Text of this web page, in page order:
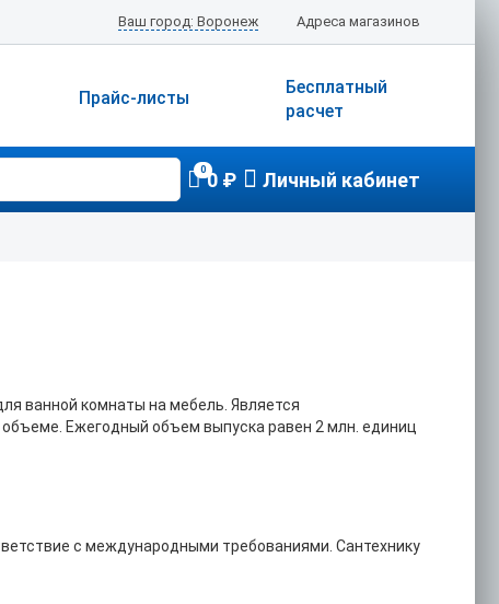
Адреса магазинов
Ваш город: Воронеж
Бесплатный
расчет
Прайс-листы
00 ₽ Личный кабинет
ванной комнаты на мебель. Является
Ежегодный объем выпуска равен 2 млн. единиц
с международными требованиями. Сантехнику